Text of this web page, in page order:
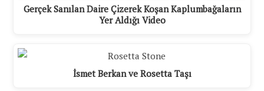
Gerçek Sanılan Daire Çizerek Koşan Kaplumbağaların
Yer Aldığı Video
İsmet Berkan ve Rosetta Taşı